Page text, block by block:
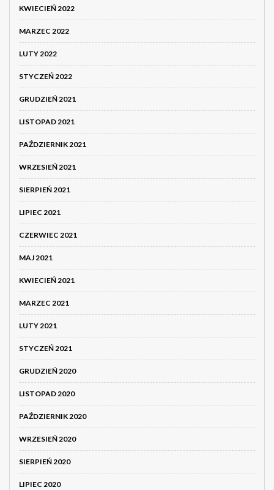
KWIECIEŃ 2022
MARZEC 2022
LUTY 2022
STYCZEŃ 2022
GRUDZIEŃ 2021
LISTOPAD 2021
PAŹDZIERNIK 2021
WRZESIEŃ 2021
SIERPIEŃ 2021
LIPIEC 2021
CZERWIEC 2021
MAJ 2021
KWIECIEŃ 2021
MARZEC 2021
LUTY 2021
STYCZEŃ 2021
GRUDZIEŃ 2020
LISTOPAD 2020
PAŹDZIERNIK 2020
WRZESIEŃ 2020
SIERPIEŃ 2020
LIPIEC 2020